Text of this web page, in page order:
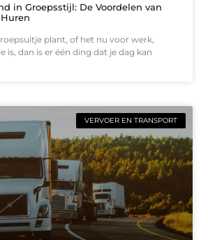
in Groepsstijl: De Voordelen van
plant, of het nu voor werk,
is, dan is er één ding dat je dag kan
VERVOER EN TRANSPORT